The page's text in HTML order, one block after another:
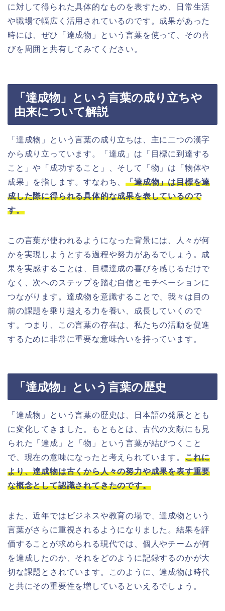
に対して得られた具体的なものを表すため、日常生活
や職場で幅広く活用されているのです。成果があった
時には、ぜひ「達成物」という言葉を使って、その喜
びを周囲と共有してみてください。
「達成物」という言葉の成り立ちや
由来について解説
「達成物」という言葉の成り立ちは、主に二つの漢字
から成り立っています。「達成」は「目標に到達する
こと」や「成功すること」、そして「物」は「物体や
成果」を指します。すなわち、「達成物」は目標を達
成した際に得られる具体的な成果を表しているので
す。
この言葉が使われるようになった背景には、人々が何
かを実現しようとする過程や努力があるでしょう。成
果を実感することは、目標達成の喜びを感じるだけで
なく、次へのステップを踏む自信とモチベーションに
つながります。達成物を意識することで、我々は目の
前の課題を乗り越える力を養い、成長していくので
す。つまり、この言葉の存在は、私たちの活動を促進
するために非常に重要な意味合いを持っています。
「達成物」という言葉の歴史
「達成物」という言葉の歴史は、日本語の発展ととも
に変化してきました。もともとは、古代の文献にも見
られた「達成」と「物」という言葉が結びつくこと
で、現在の意味になったと考えられています。 これに
より、達成物は古くから人々の努力や成果を表す重要
な概念として認識されてきたのです。
また、近年ではビジネスや教育の場で、達成物という
言葉がさらに重視されるようになりました。結果を評
価することが求められる現代では、個人やチームが何
を達成したのか、それをどのように記録するのかが大
切な課題とされています。このように、達成物は時代
と共にその重要性を増しているといえるでしょう。